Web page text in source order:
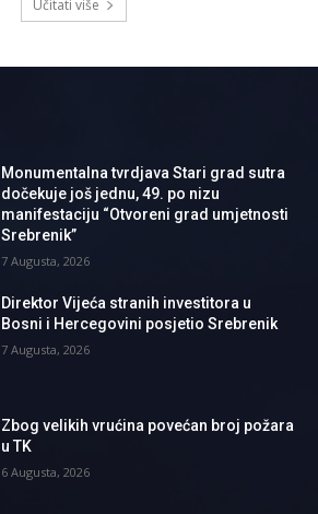
Učitati više
Monumentalna tvrdjava Stari grad sutra
dočekuje još jednu, 49. po nizu
manifestaciju “Otvoreni grad umjetnosti
Srebrenik”
7 Augusta, 2026
Direktor Vijeća stranih investitora u
Bosni i Hercegovini posjetio Srebrenik
7 Augusta, 2026
Zbog velikih vrućina povećan broj požara
u TK
6 Augusta, 2026